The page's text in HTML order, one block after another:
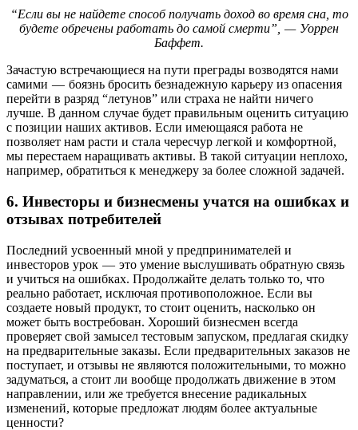
“Если вы не найдете способ получать доход во время сна, то
будете обречены работать до самой смерти”, — Уоррен
Баффет.
Зачастую встречающиеся на пути преграды возводятся нами
самими — боязнь бросить безнадежную карьеру из опасения
перейти в разряд “летунов” или страха не найти ничего
лучше. В данном случае будет правильным оценить ситуацию
с позиции наших активов. Если имеющаяся работа не
позволяет нам расти и стала чересчур легкой и комфортной,
мы перестаем наращивать активы. В такой ситуации неплохо,
например, обратиться к менеджеру за более сложной задачей.
6. Инвесторы и бизнесмены учатся на ошибках и
отзывах потребителей
Последний усвоенный мной у предпринимателей и
инвесторов урок — это умение выслушивать обратную связь
и учиться на ошибках. Продолжайте делать только то, что
реально работает, исключая противоположное. Если вы
создаете новый продукт, то стоит оценить, насколько он
может быть востребован. Хороший бизнесмен всегда
проверяет свой замысел тестовым запуском, предлагая скидку
на предварительные заказы. Если предварительных заказов не
поступает, и отзывы не являются положительными, то можно
задуматься, а стоит ли вообще продолжать движение в этом
направлении, или же требуется внесение радикальных
изменений, которые предложат людям более актуальные
ценности?